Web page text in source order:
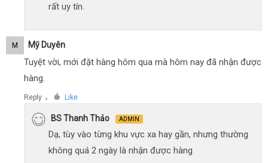
rất uy tín.
M Mỹ Duyên
Tuyệt vời, mới đặt hàng hôm qua mà hôm nay đã nhận được
hàng.
Reply ● Like
BS Thanh Thảo ADMIN
Dạ, tùy vào từng khu vực xa hay gần, nhưng thường
không quá 2 ngày là nhận được hàng